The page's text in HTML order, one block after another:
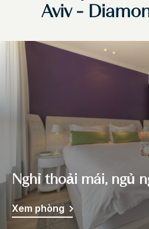
Aviv -
Nghỉ thoải mái, ngủ
Xem phòng